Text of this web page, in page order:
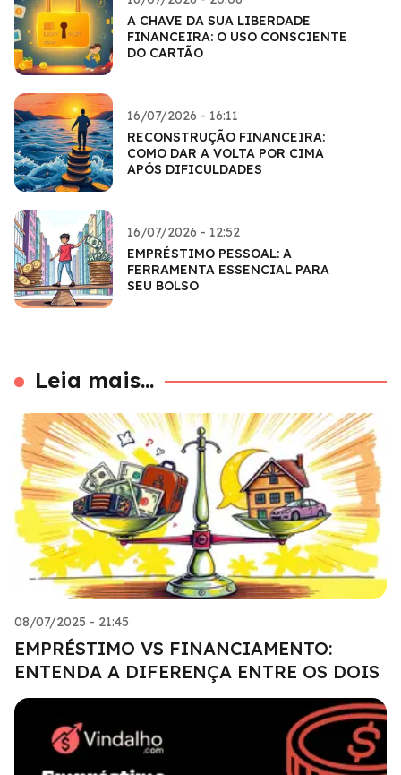
A CHAVE DA SUA LIBERDADE
FINANCEIRA: O USO CONSCIENTE
DO CARTÃO
16/07/2026 - 16:11
RECONSTRUÇÃO FINANCEIRA:
COMO DAR A VOLTA POR CIMA
APÓS DIFICULDADES
16/07/2026 - 12:52
EMPRÉSTIMO PESSOAL: A
FERRAMENTA ESSENCIAL PARA
SEU BOLSO
Leia mais...
08/07/2025 - 21:45
EMPRÉSTIMO VS FINANCIAMENTO:
ENTENDA A DIFERENÇA ENTRE OS DOIS